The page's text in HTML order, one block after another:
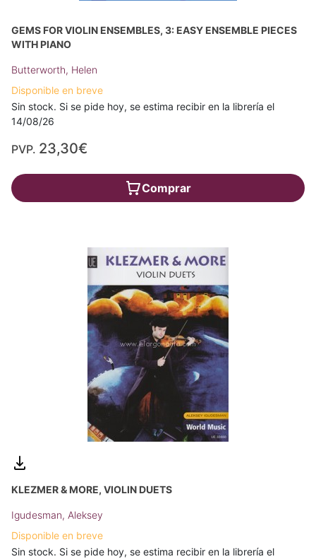
GEMS FOR VIOLIN ENSEMBLES, 3: EASY ENSEMBLE PIECES
WITH PIANO
Butterworth, Helen
Disponible en breve
Sin stock. Si se pide hoy, se estima recibir en la librería el
14/08/26
PVP. 23,30€
Comprar
KLEZMER & MORE, VIOLIN DUETS
Igudesman, Aleksey
Disponible en breve
Sin stock. Si se pide hoy, se estima recibir en la librería el